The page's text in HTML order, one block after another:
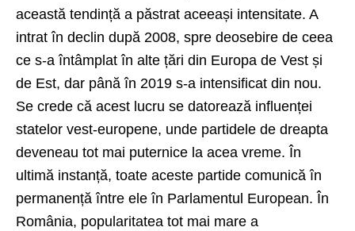
această tendință a păstrat aceeași intensitate. A
intrat în declin după 2008, spre deosebire de ceea
ce s-a întâmplat în alte țări din Europa de Vest și
de Est, dar până în 2019 s-a intensificat din nou.
Se crede că acest lucru se datorează influenței
statelor vest-europene, unde partidele de dreapta
deveneau tot mai puternice la acea vreme. În
ultimă instanță, toate aceste partide comunică în
permanență între ele în Parlamentul European. În
România, popularitatea tot mai mare a